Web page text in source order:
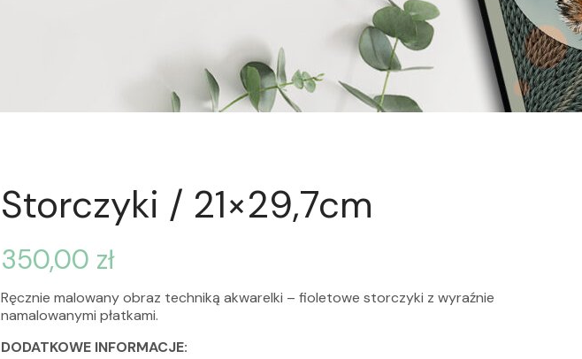
Storczyki / 21×29,7cm
350,00 zł
Ręcznie malowany obraz techniką akwarelki – fioletowe storczyki z wyraźnie
namalowanymi płatkami.
DODATKOWE INFORMACJE: